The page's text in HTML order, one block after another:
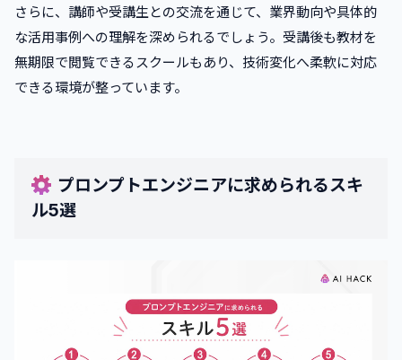
さらに、講師や受講生との交流を通じて、業界動向や具体的
な活用事例への理解を深められるでしょう。受講後も教材を
無期限で閲覧できるスクールもあり、技術変化へ柔軟に対応
できる環境が整っています。
プロンプトエンジニアに求められるスキ
ル5選